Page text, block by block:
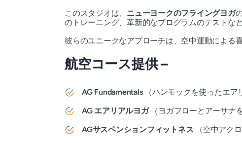
このスタジオは、 ニューヨークのフライングヨガ
のトレーニング、革新的なプログラムのテストな
彼らのユニークなアプローチは、空中運動による
航空コース提供 –
AG Fundamentals
（ハンモックを使ったエア
AG エアリアルヨガ
（ヨガフローとアーサナ
AGサスペンションフィットネス
（空中アク